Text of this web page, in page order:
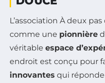
L’association À deux
comme une pionnière
véritable espace
endroit est conçu pour
innovantes qui